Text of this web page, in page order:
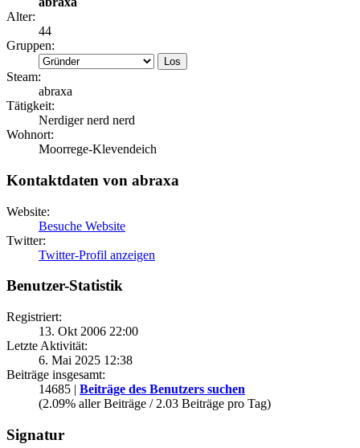
Steam:
Tätigkeit:
Nerdiger nerd nerd
Wohnort:
Moorrege-Klevendeich
Kontaktdaten von abraxa
Website:
Besuche Website
Twitter-Profil anzeigen
Benutzer-Statistik
Registriert:
13. Okt 2006 22:00
6. Mai 2025 12:38
14685 |
(2.09% aller Beiträge / 2.03 Beiträge pro Tag)
Signatur
Sport-Challenge
2013: 716 km Rad
2014: 281 km Rad